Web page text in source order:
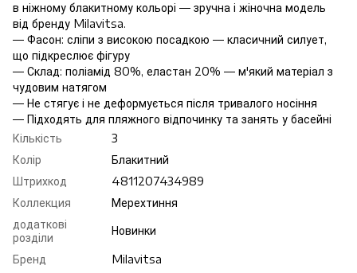
в ніжному блакитному кольорі — зручна і жіночна модель
від бренду Milavitsa.
— Фасон: сліпи з високою посадкою — класичний силует,
що підкреслює фігуру
— Склад: поліамід 80%, еластан 20% — м'який матеріал з
чудовим натягом
— Не стягує і не деформується після тривалого носіння
— Підходять для пляжного відпочинку та занять у басейні
Кількість
3
Колір
Блакитний
Штрихкод
4811207434989
Коллекция
Мерехтиння
додаткові
розділи
Новинки
Бренд
Milavitsa